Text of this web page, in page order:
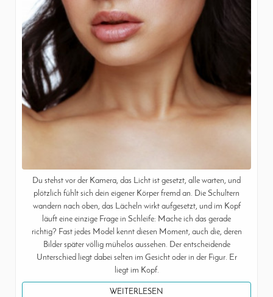
Du stehst vor der Kamera, das Licht ist gesetzt, alle warten, und
plötzlich fühlt sich dein eigener Körper fremd an. Die Schultern
wandern nach oben, das Lächeln wirkt aufgesetzt, und im Kopf
läuft eine einzige Frage in Schleife: Mache ich das gerade
richtig? Fast jedes Model kennt diesen Moment, auch die, deren
Bilder später völlig mühelos aussehen. Der entscheidende
Unterschied liegt dabei selten im Gesicht oder in der Figur. Er
liegt im Kopf.
WEITERLESEN